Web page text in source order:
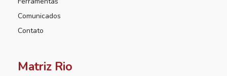
Comunicados
Contato
Matriz Rio